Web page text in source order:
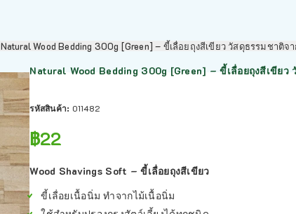
Natural Wood Bedding 300g [Green] – ขี้เลื่อยถุงสีเขียว วัสดุธรรมชาติ
Natural Wood Bedding 300g [Green] – ขี้เลื่อยถุงสีเขีย
รหัสสินค้า: 011482
฿22
Wood Shavings Soft – ขี้เลื่อยถุงสีเขียว
ขี้เลื่อยเนื้อนิ่ม ทำจากไม้เนื้อนิ่ม